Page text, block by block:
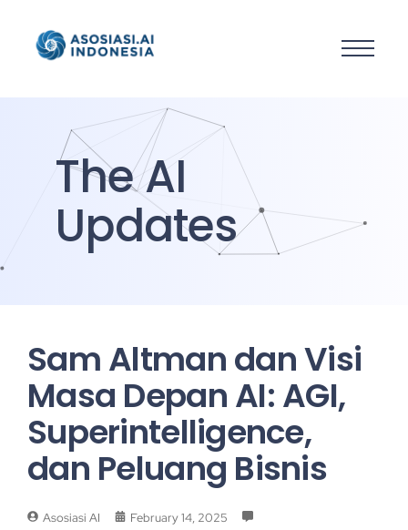
The AI
Updates
Sam Altman dan Visi
Masa Depan AI: AGI,
Superintelligence,
dan Peluang Bisnis
Asosiasi AI February 14, 2025